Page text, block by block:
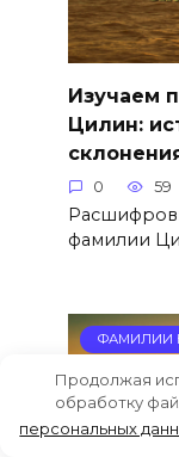
Изучаем
Цилин:
0 59
фамилии
ФАМИЛИИ
Продолжая
обработку
персональных